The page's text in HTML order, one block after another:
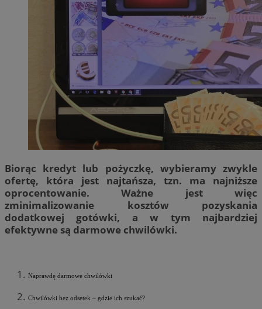
Biorąc kredyt lub pożyczkę, wybieramy zwykle
ofertę, która jest najtańsza, tzn. ma najniższe
oprocentowanie. Ważne jest więc
zminimalizowanie kosztów pozyskania
dodatkowej gotówki, a w tym najbardziej
efektywne są darmowe chwilówki.
Naprawdę darmowe chwilówki
Chwilówki bez odsetek – gdzie ich szukać?